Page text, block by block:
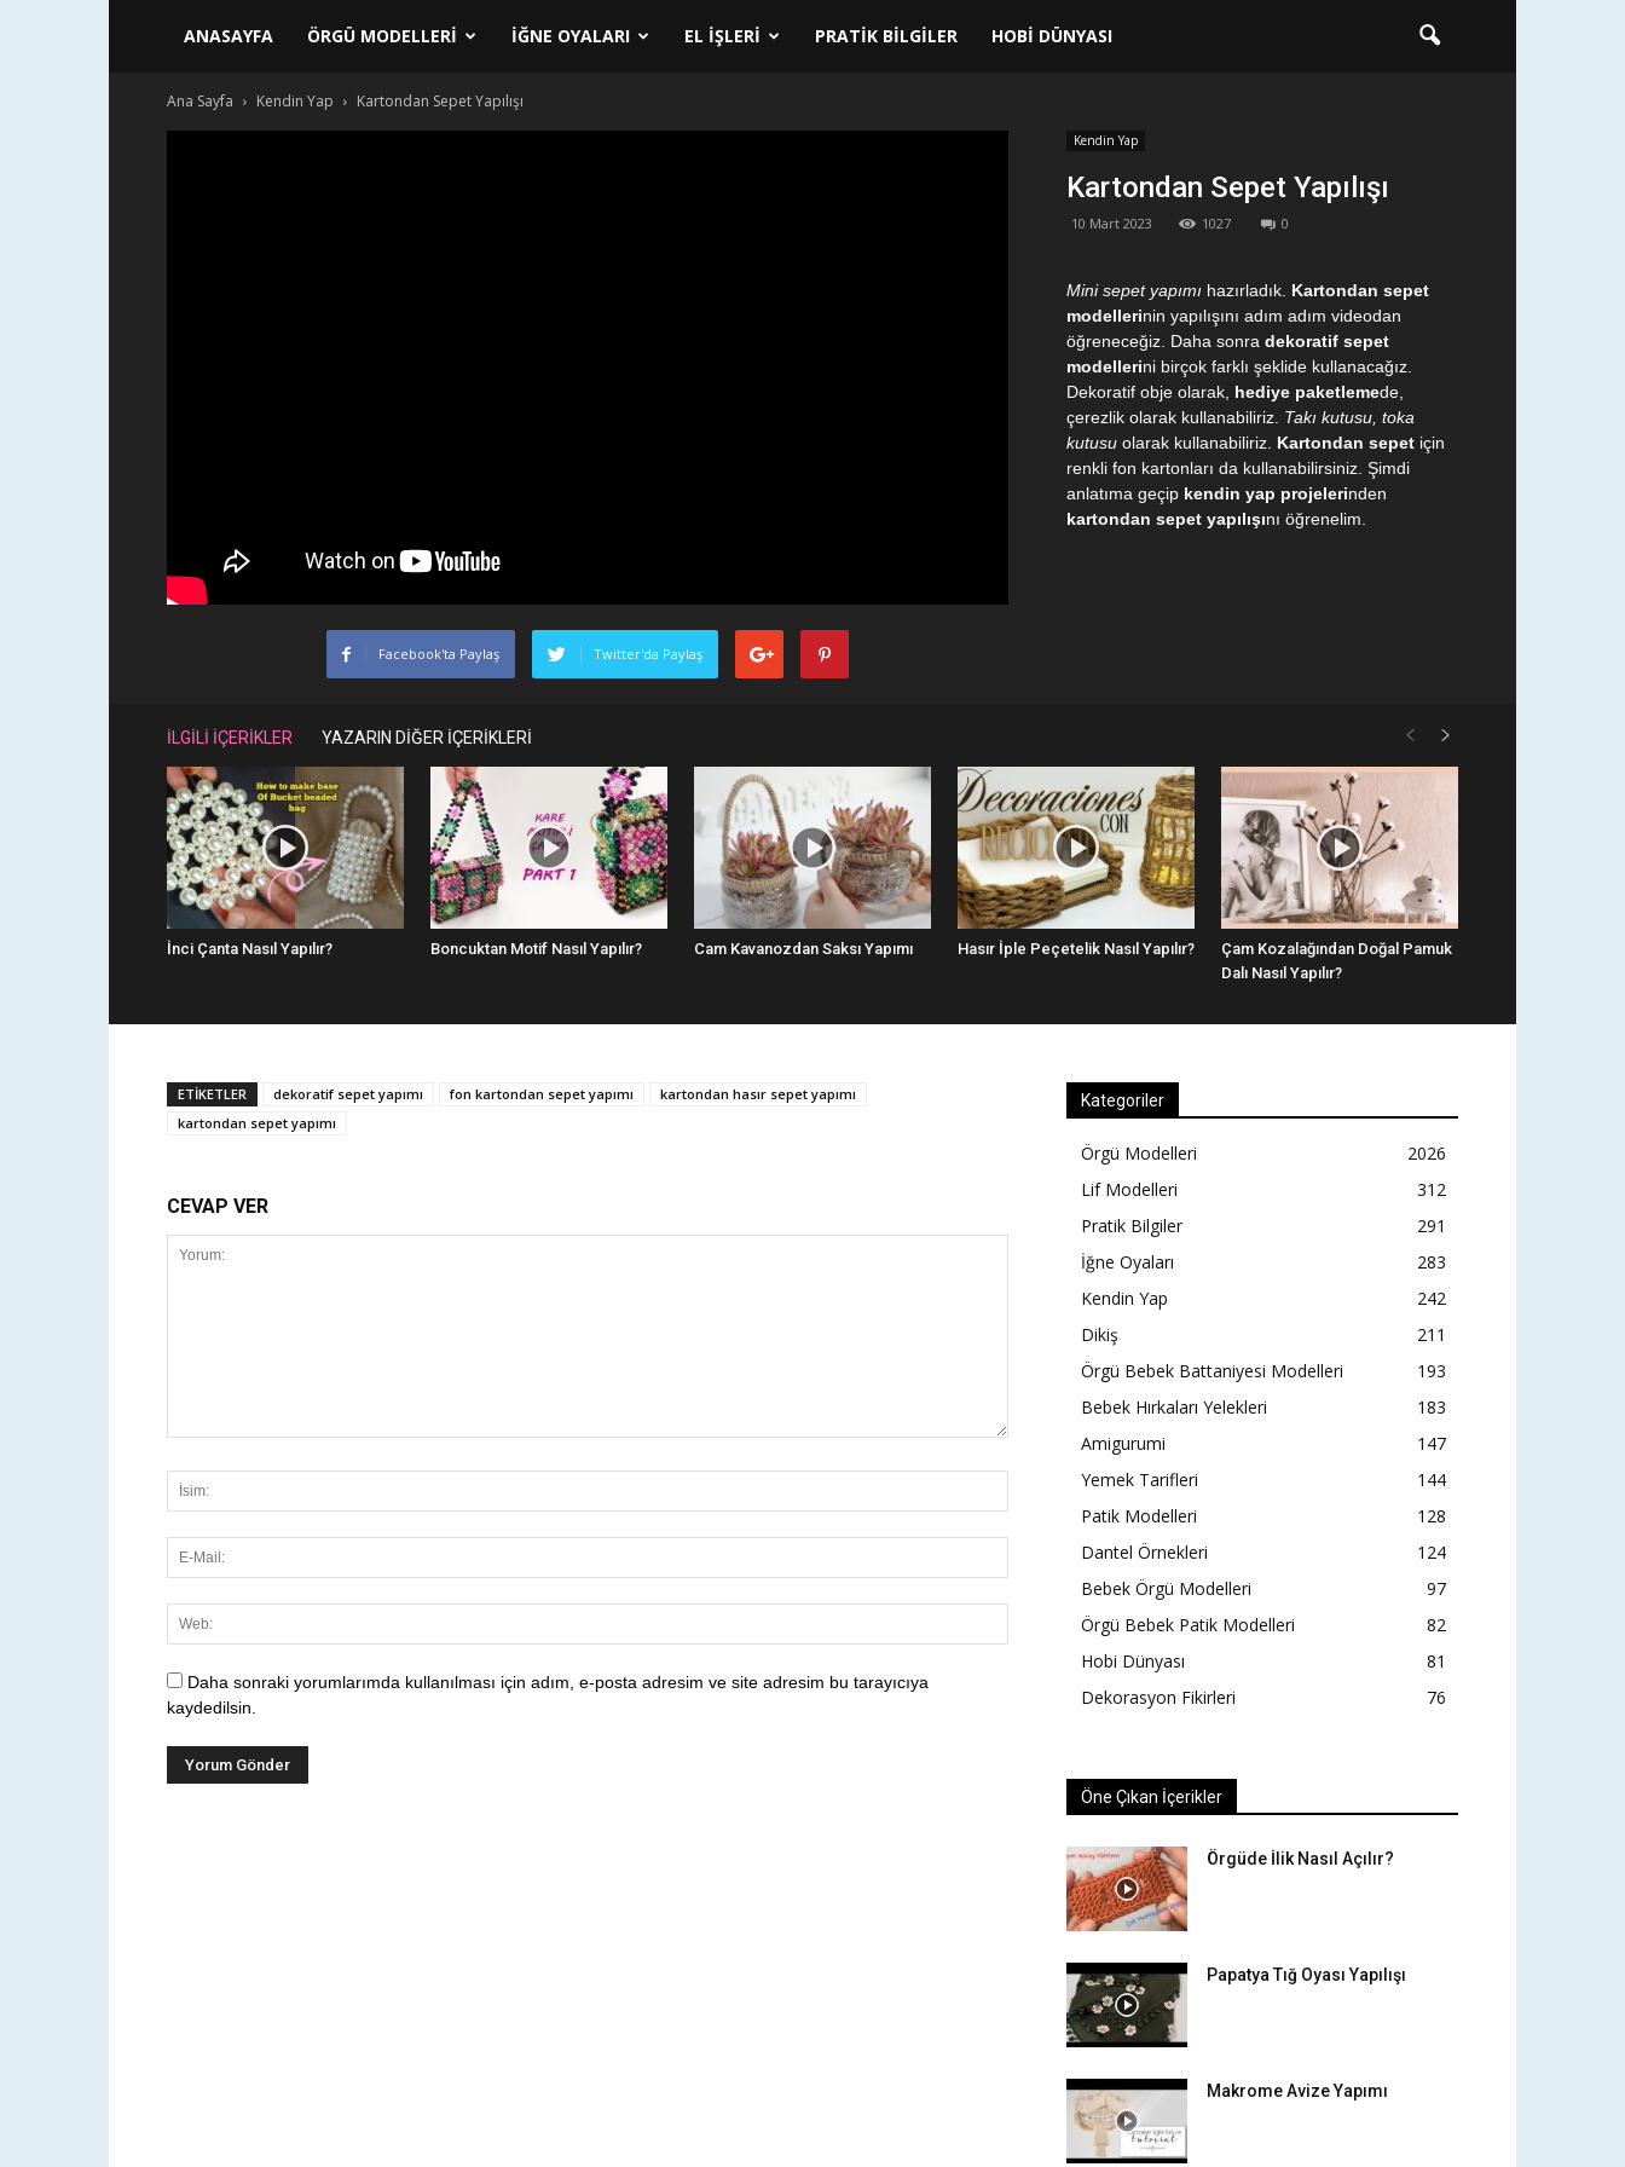
ANASAYFA ÖRGÜ MODELLERI İĞNE OYALARI EL İŞLERI PRATIK BILGILER HOBI DÜNYASI
Ana Sayfa Kendin Yap Kartondan Sepet Yapılışı
Kendin Yap
Kartondan Sepet Yapılışı
10 Mart 2023 1027 0
Mini sepet yapımı hazırladık. Kartondan sepet
modellerinin yapılışını adım adım videodan
öğreneceğiz. Daha sonra dekoratif sepet
modellerini birçok farklı şeklide kullanacağız.
Dekoratif obje olarak, hediye paketlemede,
çerezlik olarak kullanabiliriz. Takı kutusu, toka
kutusu olarak kullanabiliriz. Kartondan sepet için
renkli fon kartonları da kullanabilirsiniz. Şimdi
anlatıma geçip kendin yap projelerinden
kartondan sepet yapılışını öğrenelim.
Facebook'ta Paylaş Twitter'da Paylaş
İLGİLİ İÇERİKLER YAZARIN DİĞER İÇERİKLERİ
İnci Çanta Nasıl Yapılır? Boncuktan Motif Nasıl Yapılır? Cam Kavanozdan Saksı Yapımı Hasır İple Peçetelik Nasıl Yapılır?
Çam Kozalağından Doğal Pamuk
Dalı Nasıl Yapılır?
ETİKETLER dekoratif sepet yapımı fon kartondan sepet yapımı
kartondan hasır sepet yapımı
kartondan sepet yapımı
CEVAP VER
Daha sonraki yorumlarımda kullanılması için adım, e-posta adresim ve site adresim bu tarayıcıya
kaydedilsin.
Kategoriler
Örgü Modelleri
2026
Lif Modelleri
312
Pratik Bilgiler
291
İğne Oyaları
283
Kendin Yap
242
Dikiş
211
Örgü Bebek Battaniyesi Modelleri
193
Bebek Hırkaları Yelekleri
183
Amigurumi
147
Yemek Tarifleri
144
Patik Modelleri
128
Dantel Örnekleri
124
Bebek Örgü Modelleri
97
Örgü Bebek Patik Modelleri
82
Hobi Dünyası
81
Dekorasyon Fikirleri
76
Öne Çıkan İçerikler
Örgüde İlik Nasıl Açılır?
Papatya Tığ Oyası Yapılışı
Makrome Avize Yapımı